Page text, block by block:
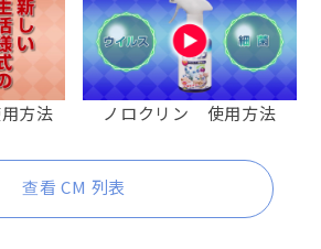
方法 ノロクリン 使用方法
查看 CM 列表